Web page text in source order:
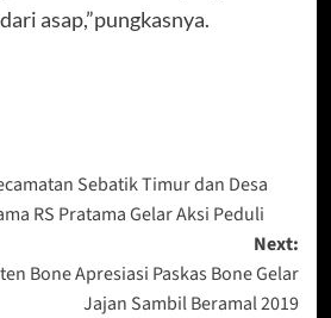
asap,”pungkasnya.
Sebatik Timur dan Desa
RS Pratama Gelar Aksi Peduli
Next:
Bone Apresiasi Paskas Bone Gelar
Jajan Sambil Beramal 2019